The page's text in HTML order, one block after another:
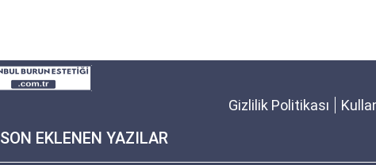
Gizlilik Politikası
SON EKLENEN YAZILAR